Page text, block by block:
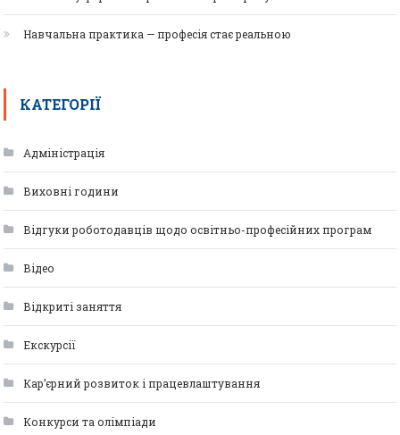
Навчальна практика — професія стає реальною
КАТЕГОРІЇ
Адміністрація
Виховні години
Відгуки роботодавців щодо освітньо-професійних програм
Відео
Відкриті заняття
Екскурсії
Кар’єрний розвиток і працевлаштування
Конкурси та олімпіади